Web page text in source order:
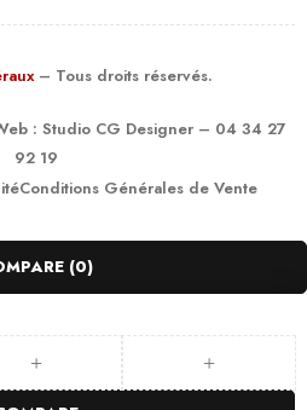
– Tous droits réservés.
: Studio CG Designer– 04 34 27
92 19
Conditions Générales de Vente
(0)